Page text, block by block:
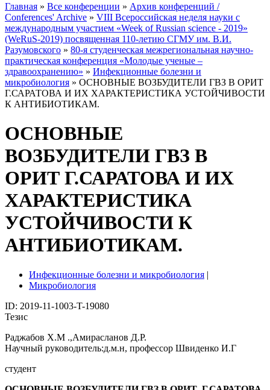
Главная » Все конференции » Архив конференций /
Conferences' Archive » VIII Всероссийская неделя науки с
международным участием «Week of Russian science - 2019»
(WeRuS-2019) посвященная 110-летию СГМУ им. В.И.
Разумовского » 80-я студенческая межрегиональная научно-
практическая конференция «Молодые ученые –
здравоохранению» » Инфекционные болезни и
микробиология » ОСНОВНЫЕ ВОЗБУДИТЕЛИ ГВЗ В ОРИТ
Г.САРАТОВА И ИХ ХАРАКТЕРИСТИКА УСТОЙЧИВОСТИ
К АНТИБИОТИКАМ.
ОСНОВНЫЕ
ВОЗБУДИТЕЛИ ГВЗ В
ОРИТ Г.САРАТОВА И ИХ
ХАРАКТЕРИСТИКА
УСТОЙЧИВОСТИ К
АНТИБИОТИКАМ.
Инфекционные болезни и микробиология |
Микробиология
ID: 2019-11-1003-T-19080
Тезис
Раджабов Х.М .,Амирасланов Д.Р.
Научный руководитель:д.м.н, профессор Швиденко И.Г
студент